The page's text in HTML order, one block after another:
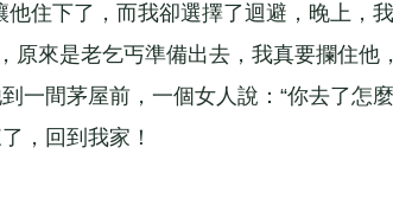
住下了，而我卻選擇了迴避，晚上，
原來是老乞丐準備出去，我真要攔住他
一間茅屋前，一個女人說：“你去了怎
，回到我家！